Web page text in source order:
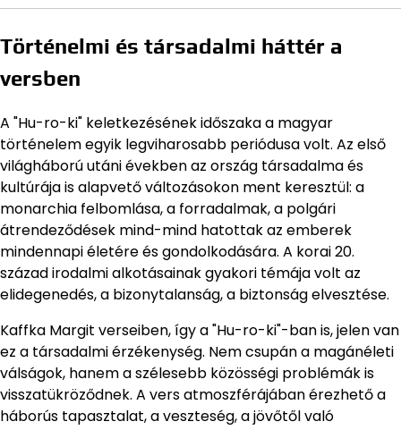
Történelmi és társadalmi háttér a
versben
A "Hu-ro-ki" keletkezésének időszaka a magyar
történelem egyik legviharosabb periódusa volt. Az első
világháború utáni években az ország társadalma és
kultúrája is alapvető változásokon ment keresztül: a
monarchia felbomlása, a forradalmak, a polgári
átrendeződések mind-mind hatottak az emberek
mindennapi életére és gondolkodására. A korai 20.
század irodalmi alkotásainak gyakori témája volt az
elidegenedés, a bizonytalanság, a biztonság elvesztése.
Kaffka Margit verseiben, így a "Hu-ro-ki"-ban is, jelen van
ez a társadalmi érzékenység. Nem csupán a magánéleti
válságok, hanem a szélesebb közösségi problémák is
visszatükröződnek. A vers atmoszférájában érezhető a
háborús tapasztalat, a veszteség, a jövőtől való